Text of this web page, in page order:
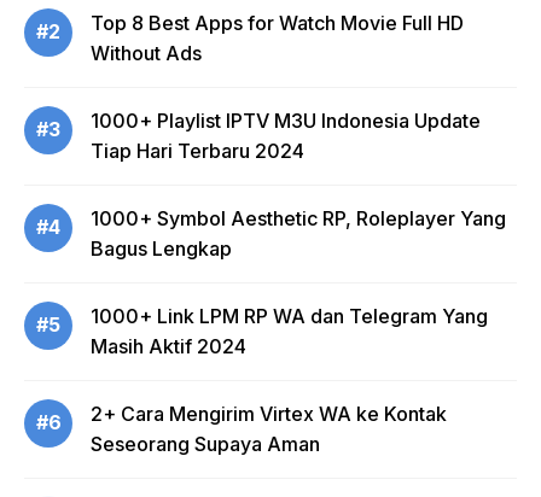
#2
Top 8 Best Apps for Watch Movie Full HD
Without Ads
#3
1000+ Playlist IPTV M3U Indonesia Update
Tiap Hari Terbaru 2024
#4
1000+ Symbol Aesthetic RP, Roleplayer Yang
Bagus Lengkap
#5
1000+ Link LPM RP WA dan Telegram Yang
Masih Aktif 2024
#6
2+ Cara Mengirim Virtex WA ke Kontak
Seseorang Supaya Aman